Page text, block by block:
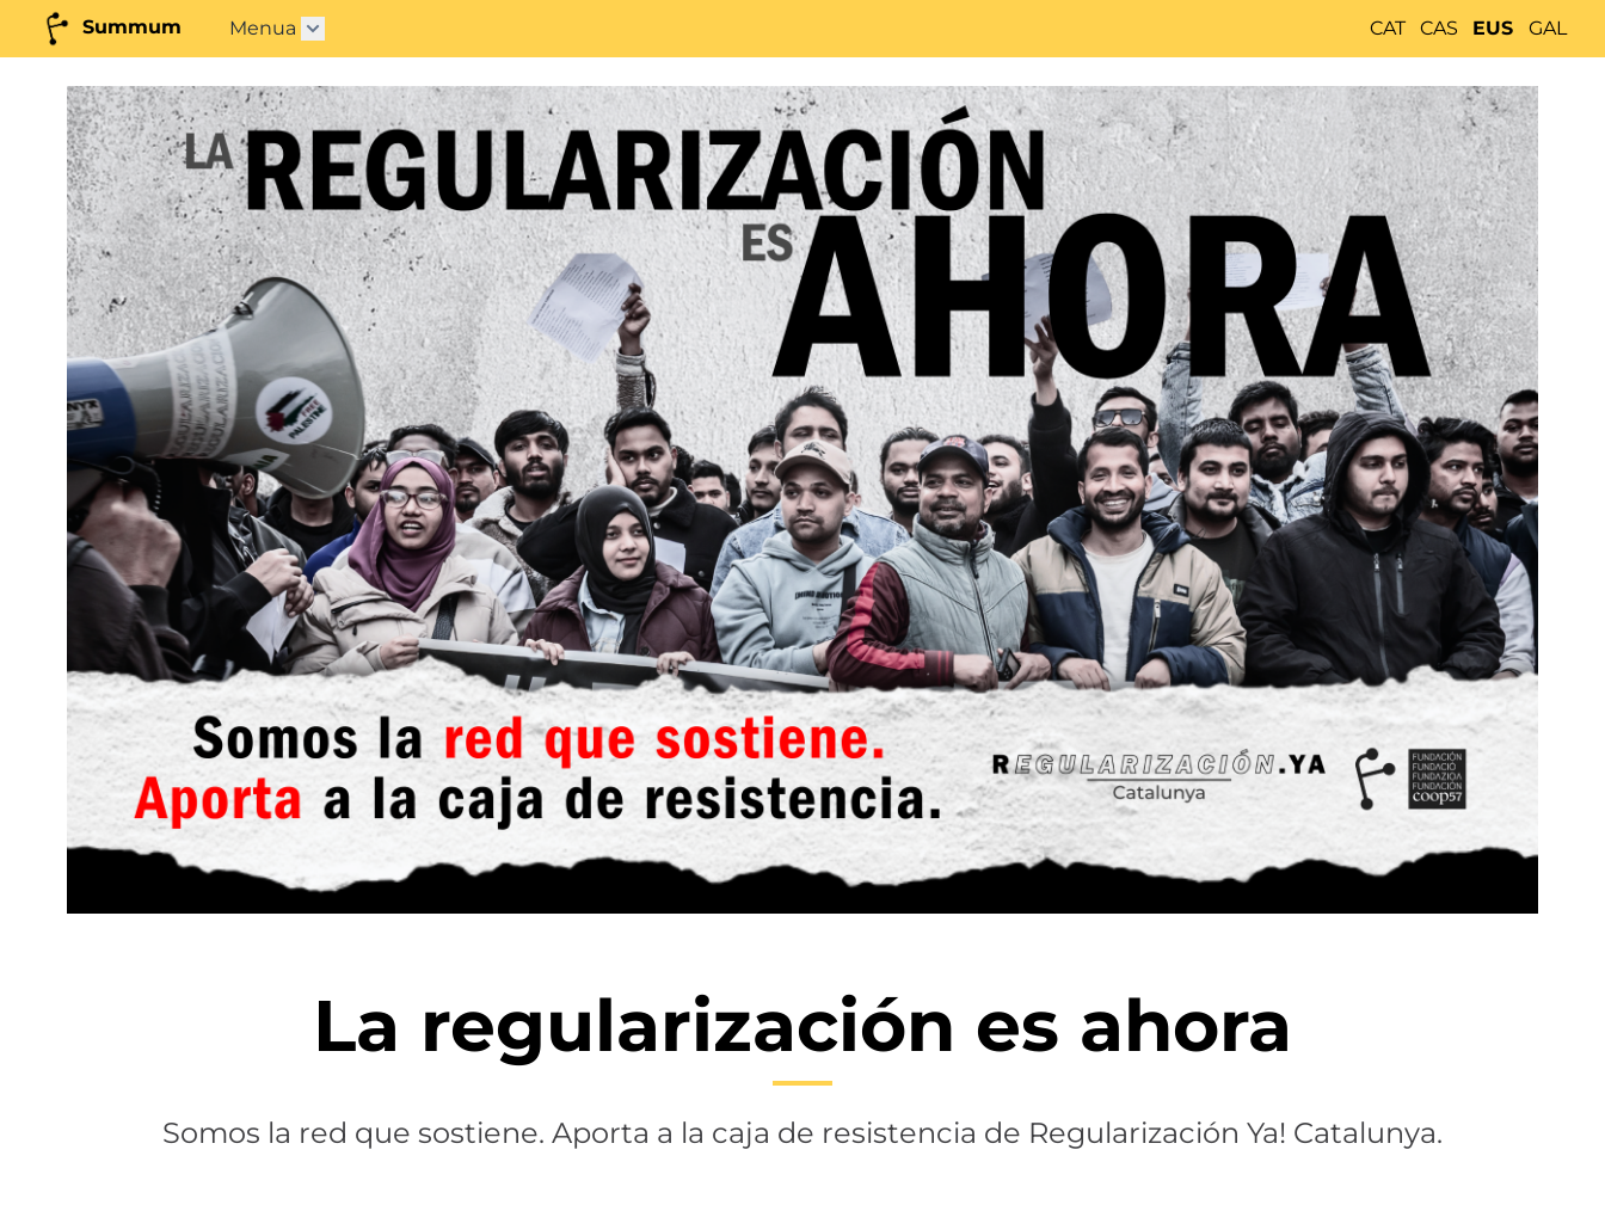
Summum Menua Azpimenua ireki" CAT CAS EUS GAL
La regularización es ahora
Somos la red que sostiene. Aporta a la caja de resistencia de Regularización Ya! Catalunya.